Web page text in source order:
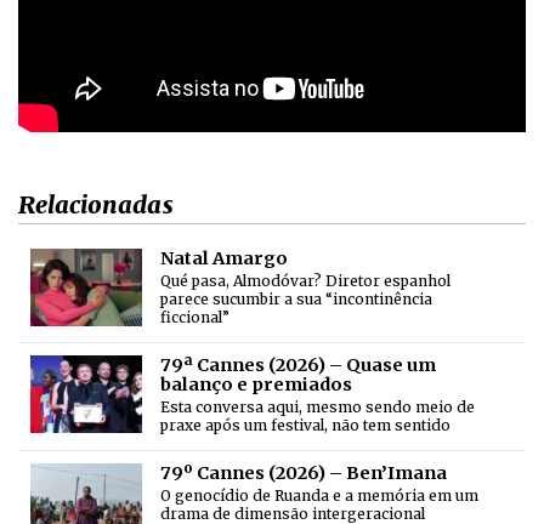
Relacionadas
Natal Amargo
Qué pasa, Almodóvar? Diretor espanhol
parece sucumbir a sua “incontinência
ficcional”
79ª Cannes (2026) – Quase um
balanço e premiados
Esta conversa aqui, mesmo sendo meio de
praxe após um festival, não tem sentido
79º Cannes (2026) – Ben’Imana
O genocídio de Ruanda e a memória em um
drama de dimensão intergeracional